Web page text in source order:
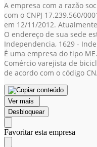
A empresa com a razão
com o CNPJ 17.239.560/
em 12/11/2012.
O endereço de sua sede
Independencia, 1629 -
É uma empresa do tipo
Comércio varejista de
de acordo com o código
Ver mais
Desbloquear
Favoritar esta empresa